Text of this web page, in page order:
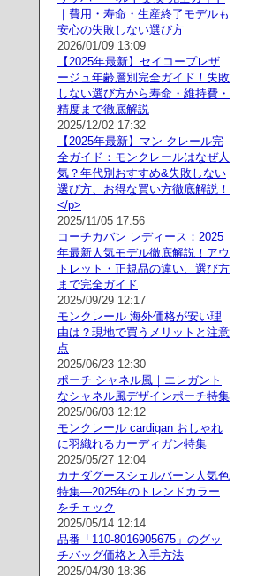
｜費用・寿命・生産終了モデルも
安心の失敗しない選び方
2026/01/09 13:09
【2025年最新】セイコープレザ
ージュ年齢層別完全ガイド！失敗
しない選び方から寿命・維持費・
精度まで徹底解説
2025/12/02 17:32
【2025年最新】マン クレール完
全ガイド：モンクレールはなぜ人
気？年代別おすすめ&失敗しない
選び方、お得な買い方徹底解説！
</p>
2025/11/05 17:56
コーチカバン レディース：2025
年最新人気モデル徹底解説！アウ
トレット・正規品の違い、選び方
まで完全ガイド
2025/09/29 12:17
モンクレール 海外価格が安い理
由は？現地で買うメリットと注意
点
2025/06/23 12:30
ポーチ シャネル風｜エレガント
なシャネル風デザインポーチ特集
2025/06/03 12:12
モンクレール cardigan おしゃれ
に羽織れるカーディガン特集
2025/05/27 12:04
カナダグースシェルバーン人気色
特集—2025年のトレンドカラー
をチェック
2025/05/14 12:14
品番「110-8016905675」のグッ
チバッグ価格と入手方法
2025/04/30 18:36